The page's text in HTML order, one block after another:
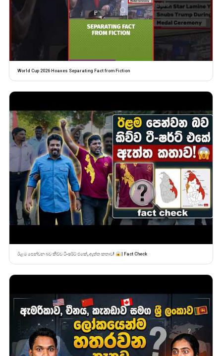
World Cup 2026 Hoaxes Separating Fact from Fiction
ඊළම පෙන්වන බව කිව්ව ටී-ෂර්ට් එකේ, ඇත්ත කතාව! | Fact Check